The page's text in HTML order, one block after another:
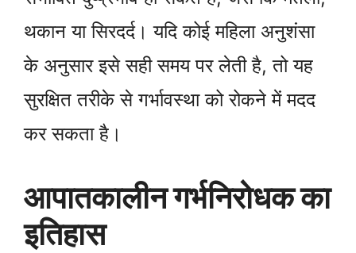
थकान या सिरदर्द। यदि कोई महिला अनुशंसा
के अनुसार इसे सही समय पर लेती है, तो यह
सुरक्षित तरीके से गर्भावस्था को रोकने में मदद
कर सकता है।
आपातकालीन गर्भनिरोधक का
इतिहास